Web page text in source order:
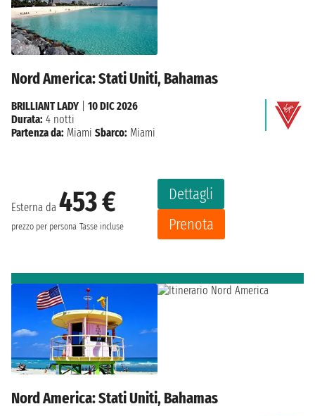
Nord America: Stati Uniti, Bahamas
Esterna da 453 €
prezzo per persona Tasse incluse
Dettagli
Prenota
BRILLIANT LADY
10 DIC 2026
Durata: 4 notti
Partenza da: Miami Sbarco: Miami
Nord America: Stati Uniti, Bahamas